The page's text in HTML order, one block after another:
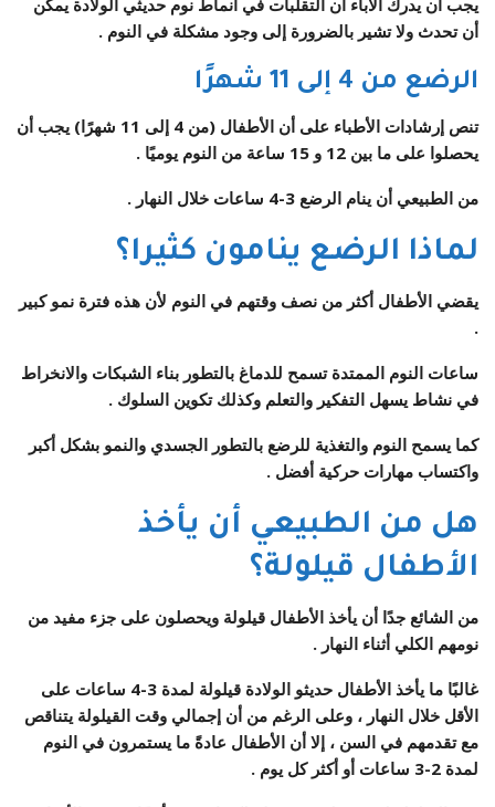
أن تحدث ولا تشير بالضرورة إلى وجود مشكلة في النوم .
الرضع من 4 إلى 11 شهرًا
تنص إرشادات الأطباء على أن الأطفال (من 4 إلى 11 شهرًا) يجب أن
يحصلوا على ما بين 12 و 15 ساعة من النوم يوميًا .
من الطبيعي أن ينام الرضع 3-4 ساعات خلال النهار .
لماذا الرضع ينامون كثيرا؟
يقضي الأطفال أكثر من نصف وقتهم في النوم لأن هذه فترة نمو كبير
.
ساعات النوم الممتدة تسمح للدماغ بالتطور بناء الشبكات والانخراط
في نشاط يسهل التفكير والتعلم وكذلك تكوين السلوك .
كما يسمح النوم والتغذية للرضع بالتطور الجسدي والنمو بشكل أكبر
واكتساب مهارات حركية أفضل .
هل من الطبيعي أن يأخذ
الأطفال قيلولة؟
من الشائع جدًا أن يأخذ الأطفال قيلولة ويحصلون على جزء مفيد من
نومهم الكلي أثناء النهار .
غالبًا ما يأخذ الأطفال حديثو الولادة قيلولة لمدة 3-4 ساعات على
الأقل خلال النهار ، وعلى الرغم من أن إجمالي وقت القيلولة يتناقص
مع تقدمهم في السن ، إلا أن الأطفال عادةً ما يستمرون في النوم
لمدة 2-3 ساعات أو أكثر كل يوم .